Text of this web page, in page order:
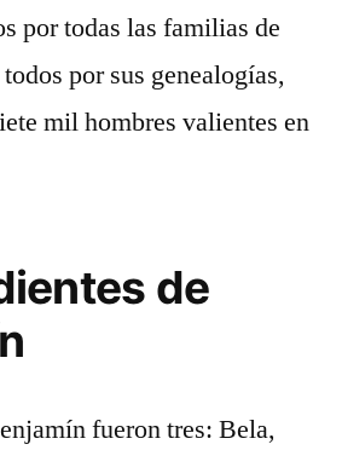
por todas las familias de
por sus genealogías,
mil hombres valientes en
de
fueron tres: Bela,